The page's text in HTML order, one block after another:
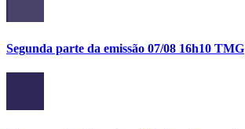
Segunda parte da emissão 07/08 16h10 TMG